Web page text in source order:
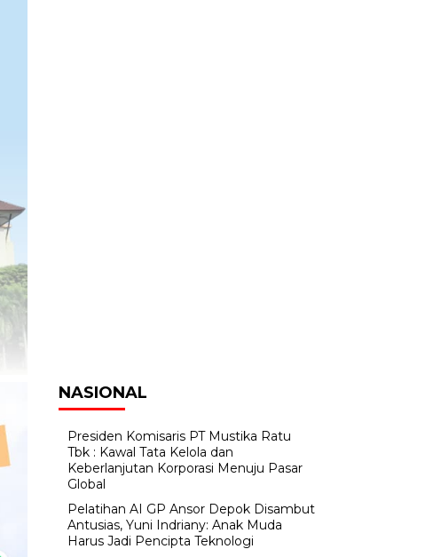
NASIONAL
Presiden Komisaris PT Mustika Ratu
Tbk : Kawal Tata Kelola dan
Keberlanjutan Korporasi Menuju Pasar
Global
Pelatihan AI GP Ansor Depok Disambut
Antusias, Yuni Indriany: Anak Muda
Harus Jadi Pencipta Teknologi